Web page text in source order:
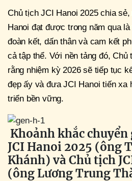
Chủ tịch JCI Hanoi 2025 chia
Hanoi đạt được trong năm qua
đoàn kết, dấn thân và cam kết
cả tập thể. Với nền tảng đó, Chủ
rằng nhiệm kỳ 2026 sẽ tiếp tục
đẹp ấy và đưa JCI Hanoi tiến xa
triển bền vững.
Khoảnh khắc
JCI Hanoi 2025 (ông
Khánh) và Chủ tịch
(ông Lương Trung